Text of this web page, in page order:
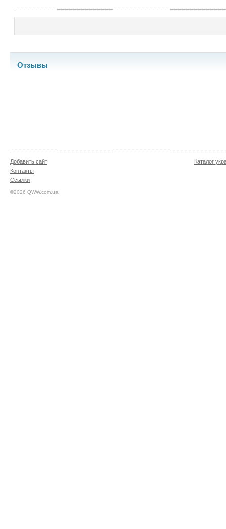
Отзывы
Добавить сайт
Контакты
Ссылки
©2026 QWW.com.ua
Каталог